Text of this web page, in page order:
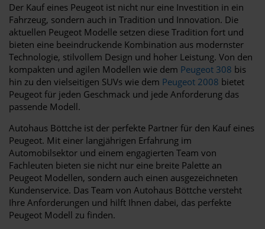
Der Kauf eines Peugeot ist nicht nur eine Investition in ein
Fahrzeug, sondern auch in Tradition und Innovation. Die
aktuellen Peugeot Modelle setzen diese Tradition fort und
bieten eine beeindruckende Kombination aus modernster
Technologie, stilvollem Design und hoher Leistung. Von den
kompakten und agilen Modellen wie dem Peugeot 308 bis
hin zu den vielseitigen SUVs wie dem Peugeot 2008 bietet
Peugeot für jeden Geschmack und jede Anforderung das
passende Modell.
Autohaus Böttche ist der perfekte Partner für den Kauf eines
Peugeot. Mit einer langjährigen Erfahrung im
Automobilsektor und einem engagierten Team von
Fachleuten bieten sie nicht nur eine breite Palette an
Peugeot Modellen, sondern auch einen ausgezeichneten
Kundenservice. Das Team von Autohaus Böttche versteht
Ihre Anforderungen und hilft Ihnen dabei, das perfekte
Peugeot Modell zu finden.